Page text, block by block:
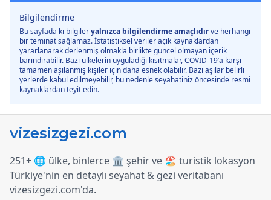
Bilgilendirme
Bu sayfada ki bilgileryalnızca bilgilendirme amaçlıdırve herhangi
bir teminat sağlamaz. İstatistiksel veriler açık kaynaklardan
yararlanarak derlenmiş olmakla birlikte güncel olmayan içerik
barındırabilir. Bazı ülkelerin uyguladığı kısıtmalar, COVID-19’a karşı
tamamen aşılanmış kişiler için daha esnek olabilir. Bazı aşılar belirli
yerlerde kabul edilmeyebilir, bu nedenle seyahatiniz öncesinde resmi
kaynaklardan teyit edin.
251+ 🌐 ülke, binlerce 🏛️ şehir ve 🏖️ turistik lokasyon
Türkiye'nin en detaylı seyahat & gezi veritabanı
vizesizgezi.com'da.